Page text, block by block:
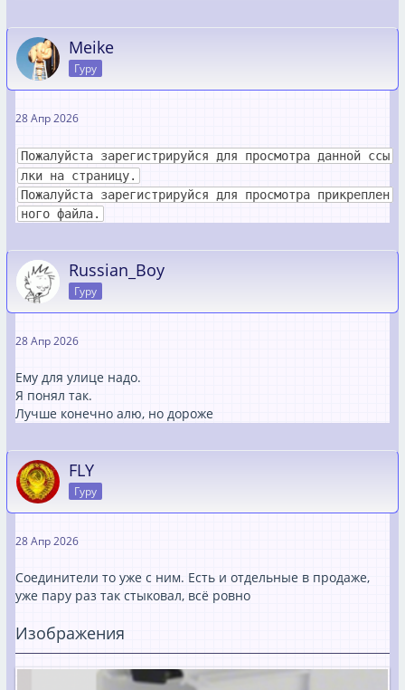
Meike
Гуру
28 Апр 2026
Пожалуйста зарегистрируйся для просмотра данной ссы
лки на страницу.
Пожалуйста зарегистрируйся для просмотра прикреплен
ного файла.
Russian_Boy
Гуру
28 Апр 2026
Ему для улице надо.
Я понял так.
Лучше конечно алю, но дороже
FLY
Гуру
28 Апр 2026
Соединители то уже с ним. Есть и отдельные в продаже,
уже пару раз так стыковал, всё ровно
Изображения